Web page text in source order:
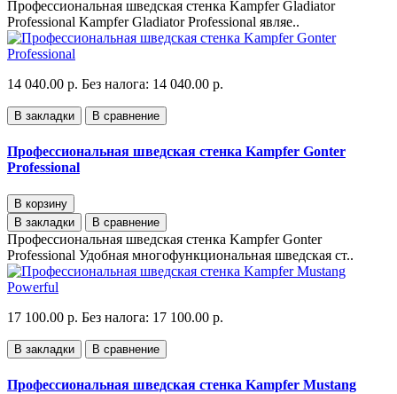
Профессиональная шведская стенка Kampfer Gladiator
Professional Kampfer Gladiator Professional являе..
14 040.00 р. Без налога: 14 040.00 р.
В закладки В сравнение
Профессиональная шведская стенка Kampfer Gonter
Professional
В корзину
В закладки
В сравнение
Профессиональная шведская стенка Kampfer Gonter
Professional Удобная многофункциональная шведская ст..
17 100.00 р. Без налога: 17 100.00 р.
В закладки В сравнение
Профессиональная шведская стенка Kampfer Mustang